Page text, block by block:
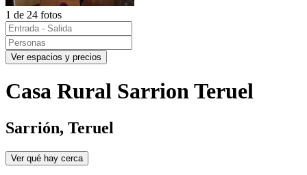
1 de 24 fotos
Ver espacios y precios
Casa Rural Sarrion Teruel
Sarrión, Teruel
Ver qué hay cerca